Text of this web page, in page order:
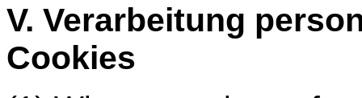
V. Verarbeitung
Cookies